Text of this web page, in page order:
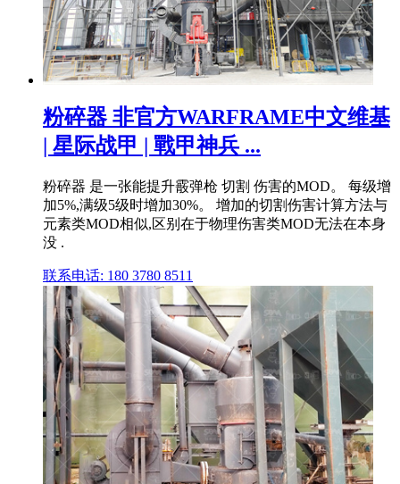
粉碎器 非官方WARFRAME中文维基
| 星际战甲 | 戰甲神兵 ...
粉碎器 是一张能提升霰弹枪 切割 伤害的MOD。 每级增
加5%,满级5级时增加30%。 增加的切割伤害计算方法与
元素类MOD相似,区别在于物理伤害类MOD无法在本身
没 .
联系电话: 180 3780 8511